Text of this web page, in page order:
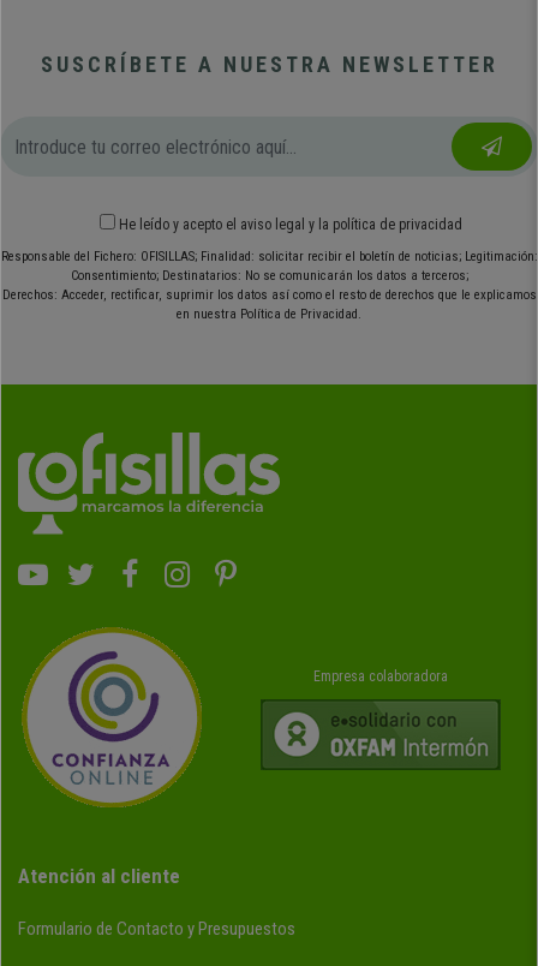
SUSCRÍBETE A NUESTRA NEWSLETTER
He leído y acepto el aviso legal y la política de privacidad
Responsable del Fichero: OFISILLAS; Finalidad: solicitar recibir el boletín de noticias; Legitimación:
Consentimiento; Destinatarios: No se comunicarán los datos a terceros;
Derechos: Acceder, rectificar, suprimir los datos así como el resto de derechos que le explicamos
en nuestra Política de Privacidad.
Empresa colaboradora
Atención al cliente
Formulario de Contacto y Presupuestos